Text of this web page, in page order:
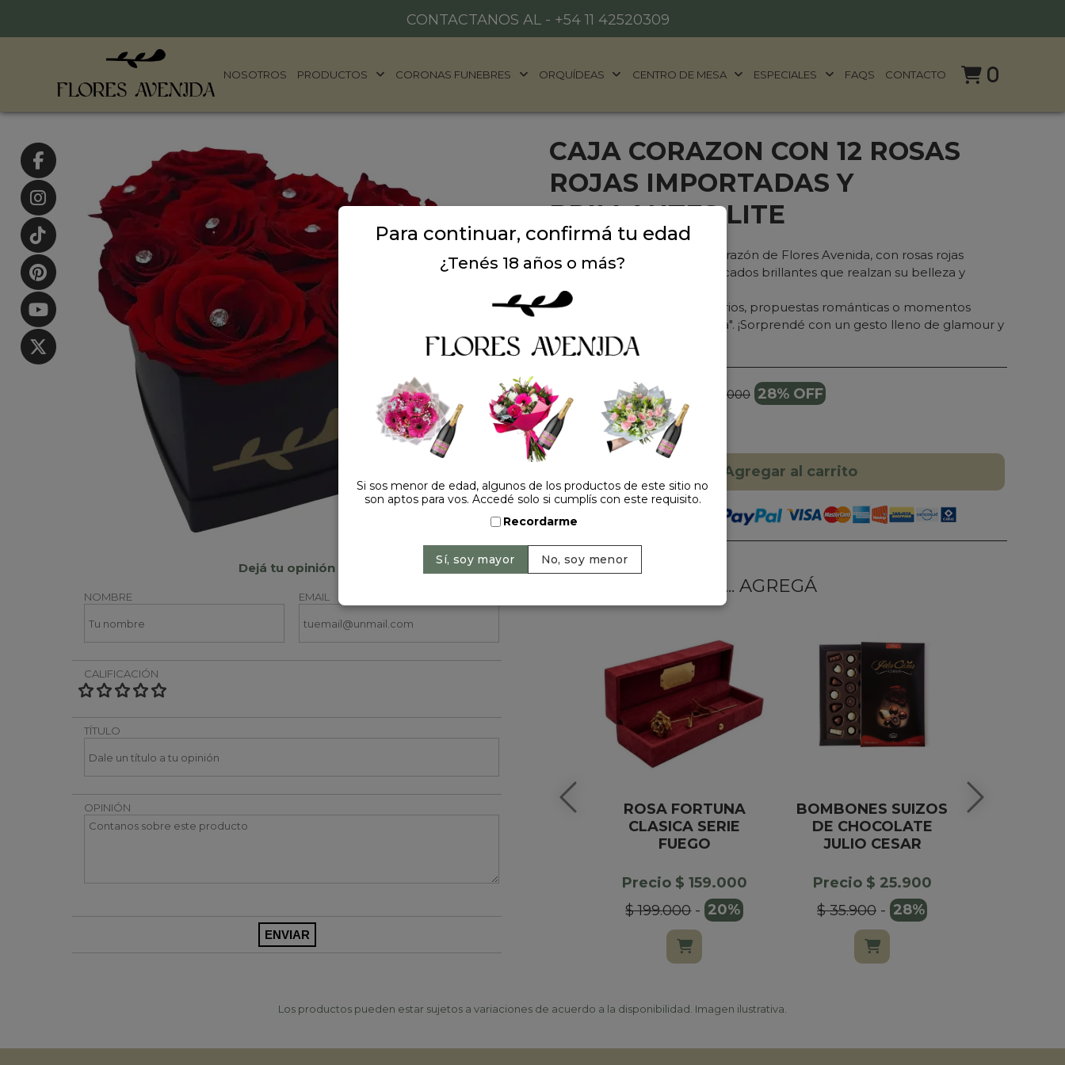
CONTACTANOS AL - +54 11 42520309
NOSOTROS PRODUCTOS CORONAS FUNEBRES ORQUÍDEAS CENTRO DE MESA ESPECIALES FAQS CONTACTO 0
Dejá tu opinión
NOMBRE EMAIL
CALIFICACIÓN
TÍTULO
OPINIÓN
CAJA CORAZON CON 12 ROSAS
ROJAS IMPORTADAS Y
BRILLANTES LITE
Exclusiva caja en forma de corazón de Flores Avenida, con rosas rojas
premium decoradas con delicados brillantes que realzan su belleza y
sofisticación.
Un regalo ideal para aniversarios, propuestas románticas o momentos
donde querés decir "sos única". ¡Sorprendé con un gesto lleno de glamour y
pasión!
Precio: $ 155.000 $ 215.000 28% OFF
Cantidad:
Agregar al carrito
HACELO ESPECIAL... AGREGÁ
ROSA FORTUNA
CLASICA SERIE
FUEGO
Precio $ 159.000
$ 199.000- 20%
BOMBONES SUIZOS
DE CHOCOLATE
JULIO CESAR
Precio $ 25.900
$ 35.900- 28%
Los productos pueden estar sujetos a variaciones de acuerdo a la disponibilidad. Imagen ilustrativa.
Para continuar, confirmá tu edad
¿Tenés 18 años o más?
Si sos menor de edad, algunos de los productos de este sitio no
son aptos para vos. Accedé solo si cumplís con este requisito.
Recordarme